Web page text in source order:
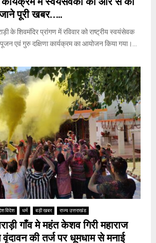
पूरी खबर…..
के शिवमंदिर प्रांगण में रविवार को राष्ट्रीय स्वयंसेवक
एवं गुरु दक्षिणा कार्यक्रम का आयोजन किया गया।...
विदेश धर्म बड़ी खबर राज्य उत्तराखंड
गाँव मे महंत केशव गिरी महाराज
की तर्ज पर धूमधाम से मनाई